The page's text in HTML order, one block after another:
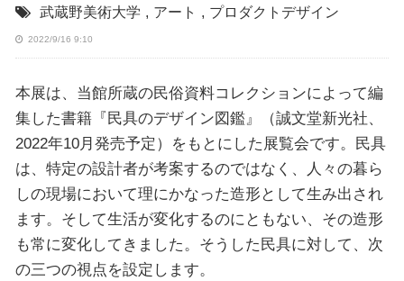
武蔵野美術大学 , アート , プロダクトデザイン
2022/9/16 9:10
本展は、当館所蔵の民俗資料コレクションによって編
集した書籍『民具のデザイン図鑑』（誠文堂新光社、
2022年10月発売予定）をもとにした展覧会です。民具
は、特定の設計者が考案するのではなく、人々の暮ら
しの現場において理にかなった造形として生み出され
ます。そして生活が変化するのにともない、その造形
も常に変化してきました。そうした民具に対して、次
の三つの視点を設定します。